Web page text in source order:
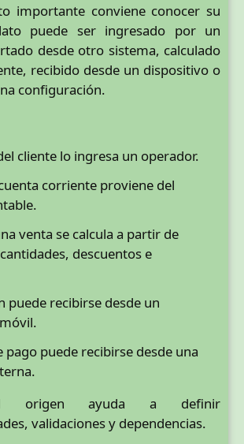
importante conviene conocer su
puede ser ingresado por un
desde otro sistema, calculado
recibido desde un dispositivo o
configuración.
cliente lo ingresa un operador.
corriente proviene del
venta se calcula a partir de
descuentos e
puede recibirse desde un
pago puede recibirse desde una
origen ayuda a definir
validaciones y dependencias.